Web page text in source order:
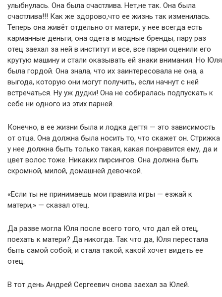
улыбнулась. Она была счастлива. Нет,не так. Она была
счастлива!!! Как же здорово,что ее жизнь так изменилась.
Теперь она живёт отдельно от матери, у нее всегда есть
карманные деньги, она одета в модные бренды, пару раз
отец заехал за ней в институт и все, все парни оценили его
крутую машину и стали оказывать ей знаки внимания. Но Юля
была гордой. Она знала, что их заинтересовала не она, а
выгода, которую они могут получить, если начнут с ней
встречаться. Ну уж дудки! Она не собиралась подпускать к
себе ни одного из этих парней.
Конечно, в ее жизни была и лодка дегтя — это зависимость
от отца. Она должна была носить то, что скажет он. Стрижка
у нее должна быть только такая, какая понравится ему, да и
цвет волос тоже. Никаких пирсингов. Она должна быть
скромной, милой, домашней девочкой.
«Если ты не принимаешь мои правила игры — езжай к
матери,» — сказал отец.
Да разве могла Юля после всего того, что дал ей отец,
поехать к матери? Да никогда. Так что да, Юля перестала
быть самой собой, и стала такой, какой хочет видеть ее
отец.
В тот день Андрей Сергеевич снова заехал за Юлей.